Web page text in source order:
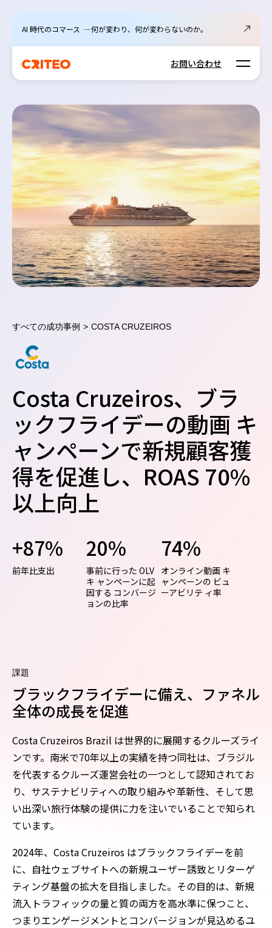
AI 時代のコマース ―何が変わり、何が変わらないのか。
お問い合わせ Open
すべての成功事例 > COSTA CRUZEIROS
Costa Cruzeiros、ブラ
ックフライデーの動画 キ
ャンペーンで新規顧客獲
得を促進し、ROAS 70%
以上向上
+87%
前年比支出
20%
事前に行った OLV
キ ャンペーンに起
因する コンバージ
ョンの比率
74%
オンライン動画 キ
ャンペーンの ビュ
ーアビリテ ィ率
課題
ブラックフライデーに備え、ファネル
全体の成長を促進
Costa Cruzeiros Brazil は世界的に展開するクルーズライ
ンです。南米で70年以上の実績を持つ同社は、ブラジル
を代表するクルーズ運営会社の一つとして認知されてお
り、サステナビリティへの取り組みや革新性、そして思
い出深い旅行体験の提供に力を注いでいることで知られ
ています。
2024年、Costa Cruzeiros はブラックフライデーを前
に、自社ウェブサイトへの新規ユーザー誘致とリターゲ
ティング基盤の拡大を目指しました。その目的は、新規
流入トラフィックの量と質の両方を高水準に保つこと、
つまりエンゲージメントとコンバージョンが見込めるユ